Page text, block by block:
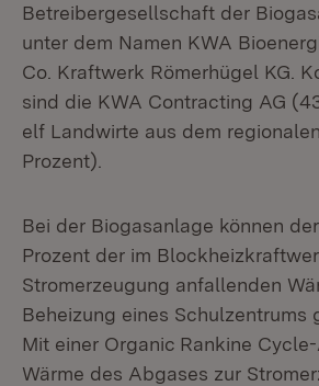
Betreibergesellschaft der
unter dem Namen KWA
Co. Kraftwerk Römerhügel KG.
sind die KWA Contracting AG
elf Landwirte aus dem
Prozent).
Bei der Biogasanlage können
Prozent der im
Stromerzeugung anfallenden
Beheizung eines Schulzentrums
Mit einer Organic Rankine
Wärme des Abgases zur